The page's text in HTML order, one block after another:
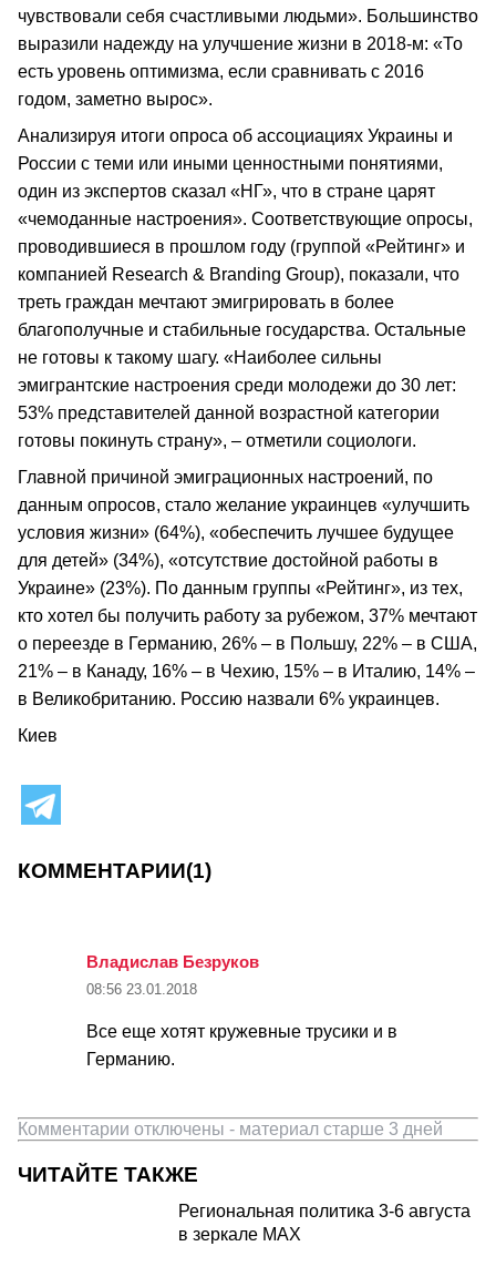
чувствовали себя счастливыми людьми». Большинство
выразили надежду на улучшение жизни в 2018-м: «То
есть уровень оптимизма, если сравнивать с 2016
годом, заметно вырос».
Анализируя итоги опроса об ассоциациях Украины и
России с теми или иными ценностными понятиями,
один из экспертов сказал «НГ», что в стране царят
«чемоданные настроения». Соответствующие опросы,
проводившиеся в прошлом году (группой «Рейтинг» и
компанией Research & Branding Group), показали, что
треть граждан мечтают эмигрировать в более
благополучные и стабильные государства. Остальные
не готовы к такому шагу. «Наиболее сильны
эмигрантские настроения среди молодежи до 30 лет:
53% представителей данной возрастной категории
готовы покинуть страну», – отметили социологи.
Главной причиной эмиграционных настроений, по
данным опросов, стало желание украинцев «улучшить
условия жизни» (64%), «обеспечить лучшее будущее
для детей» (34%), «отсутствие достойной работы в
Украине» (23%). По данным группы «Рейтинг», из тех,
кто хотел бы получить работу за рубежом, 37% мечтают
о переезде в Германию, 26% – в Польшу, 22% – в США,
21% – в Канаду, 16% – в Чехию, 15% – в Италию, 14% –
в Великобританию. Россию назвали 6% украинцев.
Киев
КОММЕНТАРИИ(1)
Владислав Безруков
08:56 23.01.2018
Все еще хотят кружевные трусики и в
Германию.
Комментарии отключены - материал старше 3 дней
ЧИТАЙТЕ ТАКЖЕ
Региональная политика 3-6 августа
в зеркале MAX